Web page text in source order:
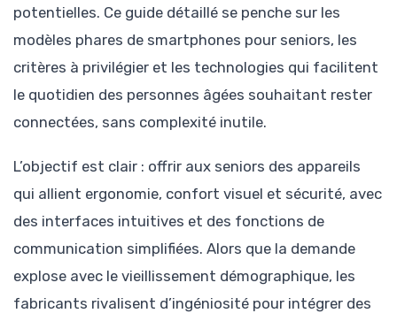
potentielles. Ce guide détaillé se penche sur les
modèles phares de smartphones pour seniors, les
critères à privilégier et les technologies qui facilitent
le quotidien des personnes âgées souhaitant rester
connectées, sans complexité inutile.
L’objectif est clair : offrir aux seniors des appareils
qui allient ergonomie, confort visuel et sécurité, avec
des interfaces intuitives et des fonctions de
communication simplifiées. Alors que la demande
explose avec le vieillissement démographique, les
fabricants rivalisent d’ingéniosité pour intégrer des